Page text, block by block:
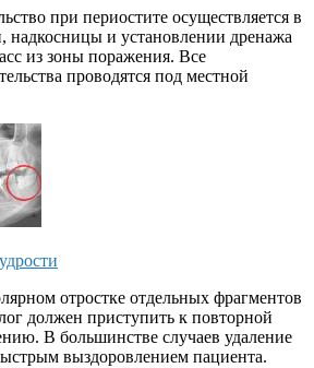
при периостите осуществляется в
надкосницы и установлении дренажа
из зоны поражения. Все
проводятся под местной
отростке отдельных фрагментов
должен приступить к повторной
В большинстве случаев удаление
выздоровлением пациента.